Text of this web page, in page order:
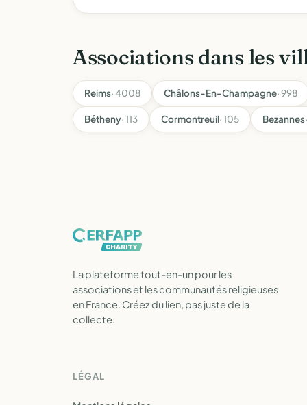
Associations dans les
Reims· 4008 Châlons-En-Champagne· 998
Bétheny· 113 Cormontreuil· 105 Bezannes
La plateforme tout-en-un pour les
associations et les communautés religieuses
en France. Créez du lien, pas juste de la
collecte.
LÉGAL